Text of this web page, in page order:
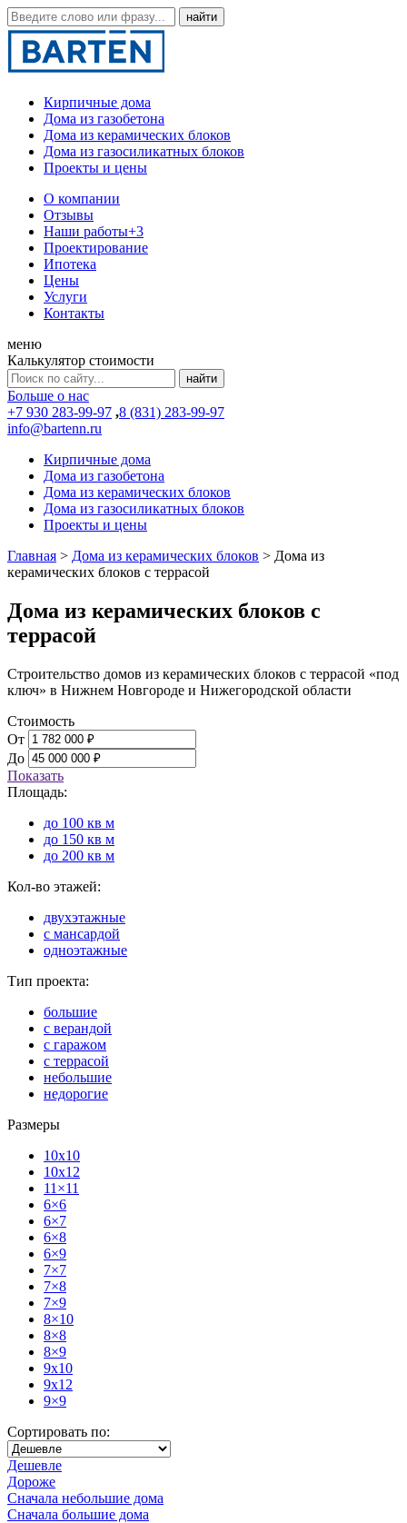
Кирпичные дома
Дома из газобетона
Дома из керамических блоков
Дома из газосиликатных блоков
Проекты и цены
О компании
Отзывы
Наши работы+3
Проектирование
Ипотека
Цены
Услуги
Контакты
меню
Калькулятор стоимости
Больше о нас
+7 930 283-99-97 ,8 (831) 283-99-97
info@bartenn.ru
Кирпичные дома
Дома из газобетона
Дома из керамических блоков
Дома из газосиликатных блоков
Проекты и цены
Главная > Дома из керамических блоков > Дома из
керамических блоков с террасой
Дома из керамических блоков с
террасой
Строительство домов из керамических блоков с террасой «под
ключ» в Нижнем Новгороде и Нижегородской области
Стоимость
От
До
Показать
Площадь:
до 100 кв м
до 150 кв м
до 200 кв м
Кол-во этажей:
двухэтажные
с мансардой
одноэтажные
Тип проекта:
большие
с верандой
с гаражом
с террасой
небольшие
недорогие
Размеры
10x10
10x12
11×11
6×6
6×7
6×8
6×9
7×7
7×8
7×9
8×10
8×8
8×9
9x10
9x12
9×9
Сортировать по:
Дешевле
Дороже
Сначала небольшие дома
Сначала большие дома